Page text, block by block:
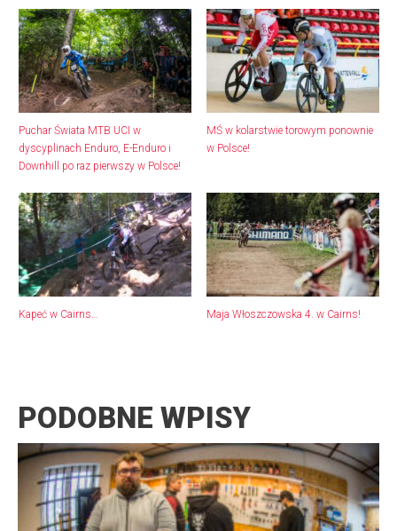
Puchar Świata MTB UCI w
dyscyplinach Enduro, E-Enduro i
Downhill po raz pierwszy w Polsce!
MŚ w kolarstwie torowym ponownie
w Polsce!
Kapeć w Cairns… Maja Włoszczowska 4. w Cairns!
PODOBNE WPISY